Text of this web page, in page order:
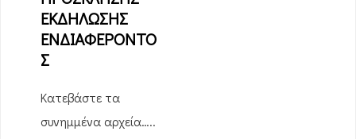
ΕΚΔΗΛΩΣΗΣ
ΕΝΔΙΑΦΕΡΟΝΤΟ
Σ
Κατεβάστε τα
συνημμένα αρχεία…..